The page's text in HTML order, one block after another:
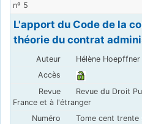
nº 5
L'apport du Code de la
théorie du contrat
Hélène
Revue du Droit
France et à l'étranger
Tome cent